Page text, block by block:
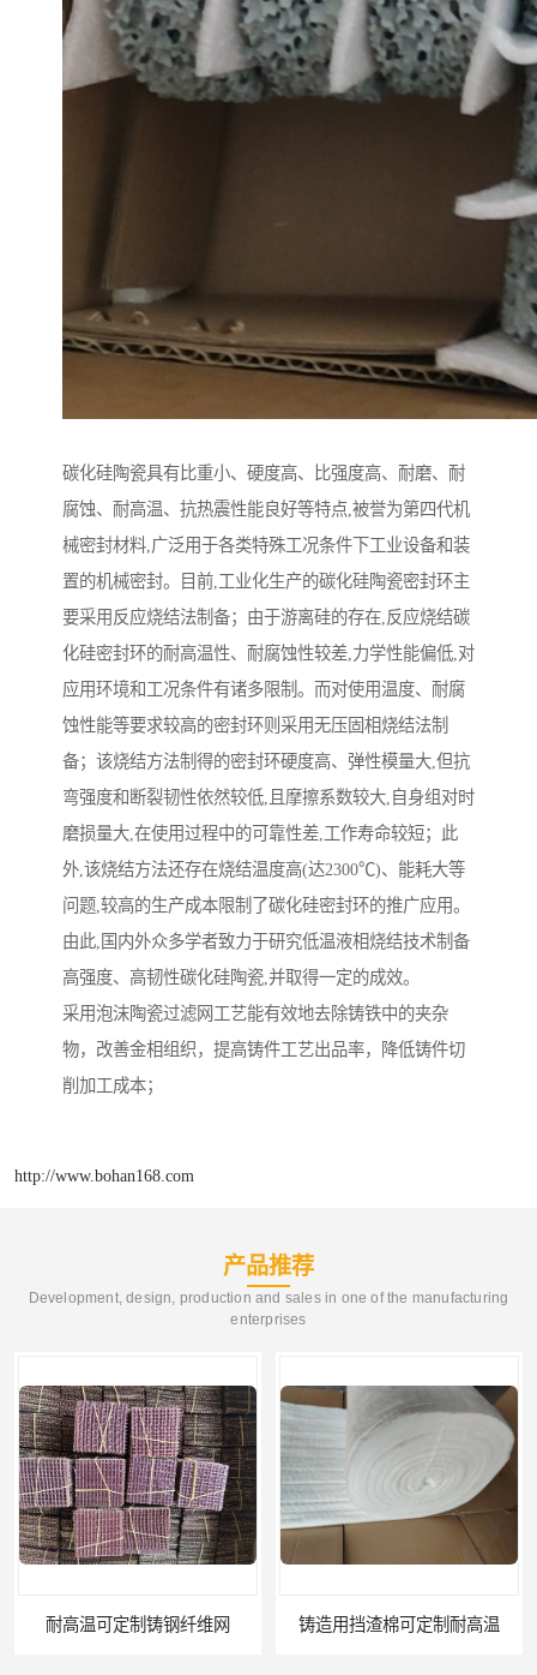
碳化硅陶瓷具有比重小、硬度高、比强度高、耐磨、耐
腐蚀、耐高温、抗热震性能良好等特点,被誉为第四代机
械密封材料,广泛用于各类特殊工况条件下工业设备和装
置的机械密封。目前,工业化生产的碳化硅陶瓷密封环主
要采用反应烧结法制备；由于游离硅的存在,反应烧结碳
化硅密封环的耐高温性、耐腐蚀性较差,力学性能偏低,对
应用环境和工况条件有诸多限制。而对使用温度、耐腐
蚀性能等要求较高的密封环则采用无压固相烧结法制
备；该烧结方法制得的密封环硬度高、弹性模量大,但抗
弯强度和断裂韧性依然较低,且摩擦系数较大,自身组对时
磨损量大,在使用过程中的可靠性差,工作寿命较短；此
外,该烧结方法还存在烧结温度高(达2300℃)、能耗大等
问题,较高的生产成本限制了碳化硅密封环的推广应用。
由此,国内外众多学者致力于研究低温液相烧结技术制备
高强度、高韧性碳化硅陶瓷,并取得一定的成效。
采用泡沫陶瓷过滤网工艺能有效地去除铸铁中的夹杂
物，改善金相组织，提高铸件工艺出品率，降低铸件切
削加工成本；
http://www.bohan168.com
产品推荐
Development, design, production and sales in one of the manufacturing
enterprises
铸造用挡渣棉可定制耐高温 西安铸造过滤网